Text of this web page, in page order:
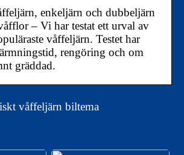
enkeljärn och dubbeljärn
– Vi har testat ett urval av
våffeljärn. Testet har
rengöring och om
gräddad.
våffeljärn biltema